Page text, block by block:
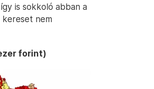
is sokkoló abban a
nem
forint)